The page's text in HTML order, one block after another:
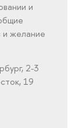
и
и желание
2-3
19